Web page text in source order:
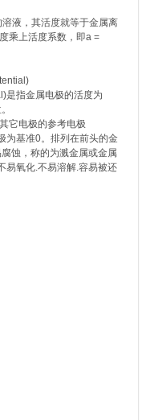
液，其活度就等于金属离
乘上活度系数，即a =
指金属电极的活度为
它电极的参考电极
为基准0。排列在前头的金
蚀，称的为溅金属或金属
易氧化.不易溶解.容易被还